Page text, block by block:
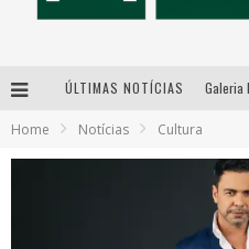
ÚLTIMAS NOTÍCIAS
Home Notícias Cultura